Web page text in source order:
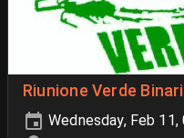
Riunione Verde
Wednesday, Feb